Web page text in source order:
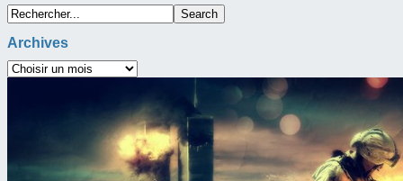
Archives